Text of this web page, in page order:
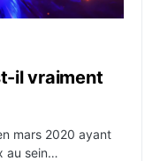
il vraiment
mars 2020 ayant
au sein…